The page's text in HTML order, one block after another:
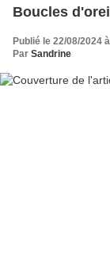
Boucles
Publié le 22/08/2024
Par Sandrine